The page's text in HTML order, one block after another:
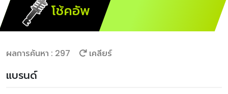
โช้คอัพ
ผลการค้นหา : 297 เคลียร์
แบรนด์